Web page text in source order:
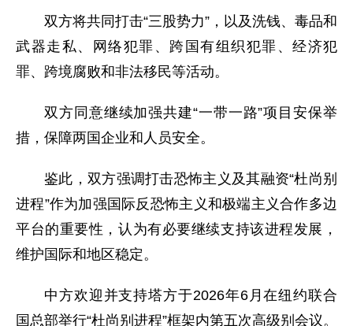
双方将共同打击“三股势力”，以及洗钱、毒品和
武器走私、网络犯罪、跨国有组织犯罪、经济犯
罪、跨境腐败和非法移民等活动。
双方同意继续加强共建“一带一路”项目安保举
措，保障两国企业和人员安全。
鉴此，双方强调打击恐怖主义及其融资“杜尚别
进程”作为加强国际反恐怖主义和极端主义合作多边
平台的重要性，认为有必要继续支持该进程发展，
维护国际和地区稳定。
中方欢迎并支持塔方于2026年6月在纽约联合
国总部举行“杜尚别进程”框架内第五次高级别会议。